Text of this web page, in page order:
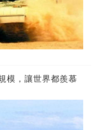
模，讓世界都羨慕